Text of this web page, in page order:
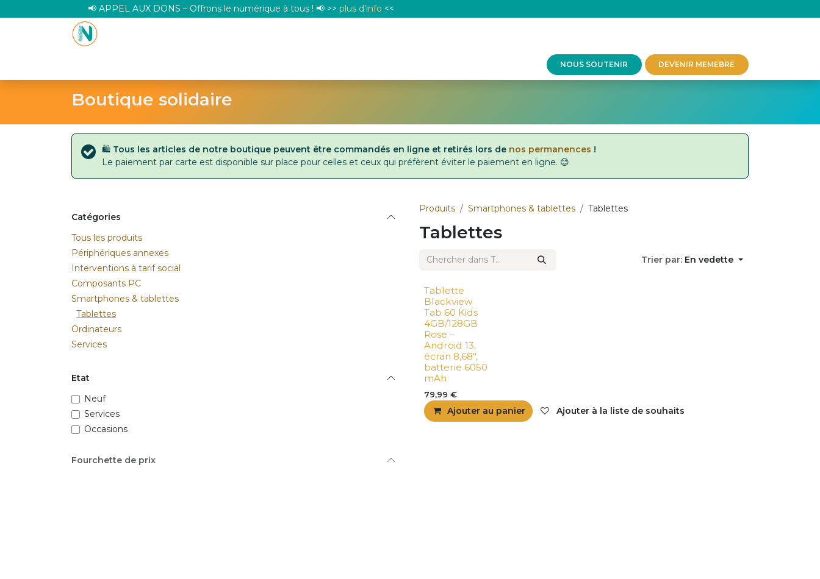
Se rendre au contenu📢 APPEL AUX DONS – Offrons le numérique à tous ! 📢 >> plus d'info <<
NOUS SOUTENIR DEVENIR MEMEBRE
Boutique solidaire
🛍️ Tous les articles de notre boutique peuvent être commandés en ligne et retirés lors de nos permanences !
Le paiement par carte est disponible sur place pour celles et ceux qui préfèrent éviter le paiement en ligne. 😊
Catégories
Tous les produits
Périphériques annexes
Interventions à tarif social
Composants PC
Smartphones & tablettes
Tablettes
Ordinateurs
Services
Etat
Neuf
Services
Occasions
Fourchette de prix
Produits Smartphones & tablettes Tablettes
Tablettes
Trier par: En vedette
Faillite-Neuf
Tablette
Blackview
Tab 60 Kids
4GB/128GB
Rose –
Android 13,
écran 8,68",
batterie 6050
mAh
79,99 €
Ajouter au panier Ajouter à la liste de souhaits